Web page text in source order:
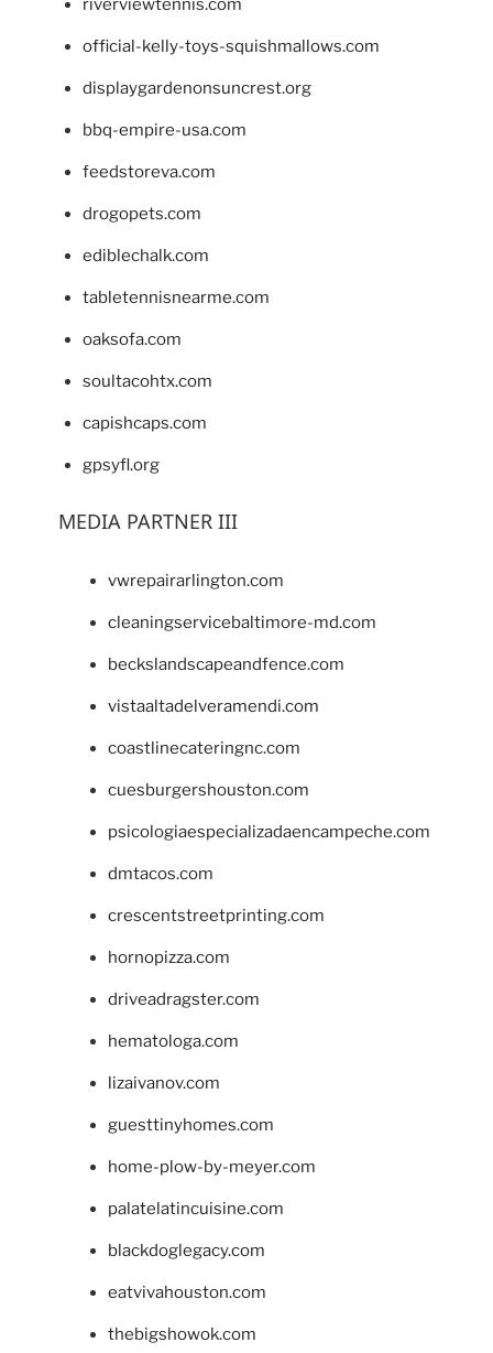
riverviewtennis.com
official-kelly-toys-squishmallows.com
displaygardenonsuncrest.org
bbq-empire-usa.com
feedstoreva.com
drogopets.com
ediblechalk.com
tabletennisnearme.com
oaksofa.com
soultacohtx.com
capishcaps.com
gpsyfl.org
MEDIA PARTNER III
vwrepairarlington.com
cleaningservicebaltimore-md.com
beckslandscapeandfence.com
vistaaltadelveramendi.com
coastlinecateringnc.com
cuesburgershouston.com
psicologiaespecializadaencampeche.com
dmtacos.com
crescentstreetprinting.com
hornopizza.com
driveadragster.com
hematologa.com
lizaivanov.com
guesttinyhomes.com
home-plow-by-meyer.com
palatelatincuisine.com
blackdoglegacy.com
eatvivahouston.com
thebigshowok.com